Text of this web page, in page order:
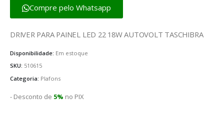
Compre pelo Whatsapp
DRIVER PARA PAINEL LED 22 18W AUTOVOLT TASCHIBRA
Disponibilidade: Em estoque
SKU: 510615
Categoria: Plafons
- Desconto de 5% no PIX